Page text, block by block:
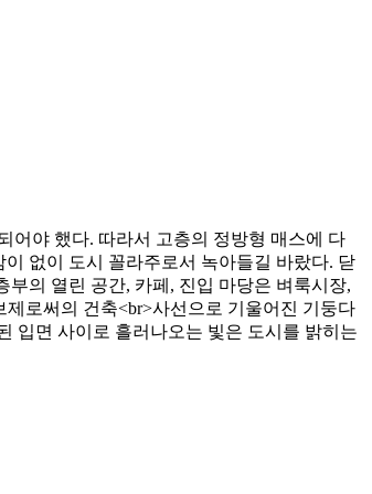
어야 했다. 따라서 고층의 정방형 매스에 다
없이 도시 꼴라주로서 녹아들길 바랐다. 닫
의 열린 공간, 카페, 진입 마당은 벼룩시장,
로써의 건축<br>사선으로 기울어진 기둥다
입면 사이로 흘러나오는 빛은 도시를 밝히는